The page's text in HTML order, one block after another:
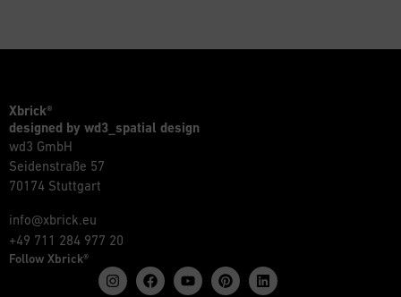
Xbrick®
designed by wd3_spatial design
wd3 GmbH
Seidenstraße 57
70174 Stuttgart
info@xbrick.eu
+49 711 284 977 20
Follow Xbrick®